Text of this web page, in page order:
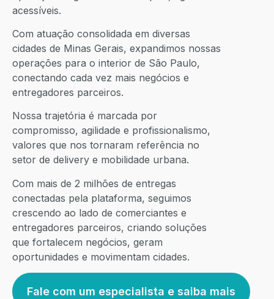
acessíveis.
Com atuação consolidada em diversas
cidades de Minas Gerais, expandimos nossas
operações para o interior de São Paulo,
conectando cada vez mais negócios e
entregadores parceiros.
Nossa trajetória é marcada por
compromisso, agilidade e profissionalismo,
valores que nos tornaram referência no
setor de delivery e mobilidade urbana.
Com mais de 2 milhões de entregas
conectadas pela plataforma, seguimos
crescendo ao lado de comerciantes e
entregadores parceiros, criando soluções
que fortalecem negócios, geram
oportunidades e movimentam cidades.
Fale com um especialista e saiba mais